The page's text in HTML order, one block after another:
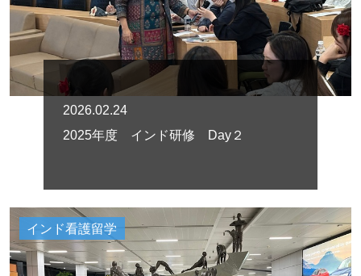
2026.02.24
2025年度 インド研修 Day２
インド看護留学